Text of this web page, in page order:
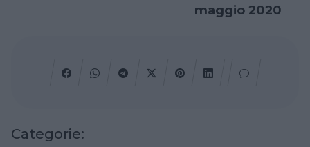
maggio 2020
Categorie: